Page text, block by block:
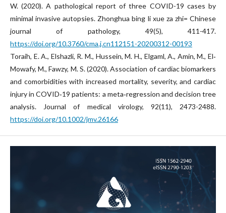
W. (2020). A pathological report of three COVID-19 cases by
minimal invasive autopsies. Zhonghua bing li xue za zhi= Chinese
journal of pathology, 49(5), 411-417.
https://doi.org/10.3760/cma.j.cn112151-20200312-00193
Toraih, E. A., Elshazli, R. M., Hussein, M. H., Elgaml, A., Amin, M., El‐
Mowafy, M., Fawzy, M. S. (2020). Association of cardiac biomarkers
and comorbidities with increased mortality, severity, and cardiac
injury in COVID‐19 patients: a meta‐regression and decision tree
analysis. Journal of medical virology, 92(11), 2473-2488.
https://doi.org/10.1002/jmv.26166